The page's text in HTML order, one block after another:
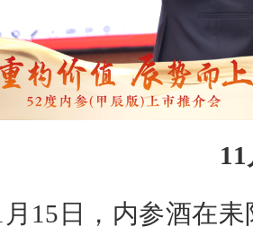
月15日，内参酒在